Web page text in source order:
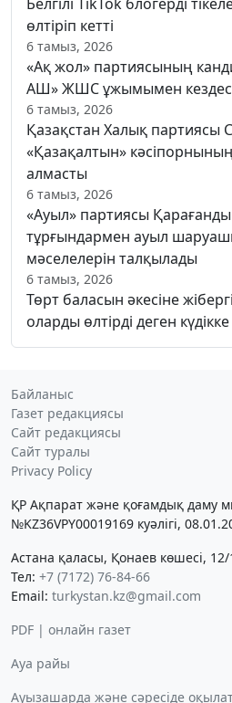
өлтіріп кетті
6 тамыз, 2026
«Ақ жол» партиясының
АШ» ЖШС ұжымымен
6 тамыз, 2026
Қазақстан Халық партиясы
«Қазақалтын»
алмасты
6 тамыз, 2026
«Ауыл» партиясы
тұрғындармен ауыл
мәселелерін талқылады
6 тамыз, 2026
Төрт баласын әкесіне
оларды өлтірді деген күдікке
Байланыс
Газет редакциясы
Сайт редакциясы
Сайт туралы
Privacy Policy
ҚР Ақпарат және қоғамдық даму
№KZ36VPY00019169 куәлігі,
Астана қаласы, Қонаев көшесі, 12/
Тел: +7 (7172) 76-84-66
Email: turkystan.kz@gmail.com
PDF | онлайн газет
Ауа райы
Ауызашарда және сәресіде